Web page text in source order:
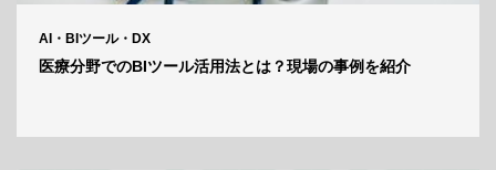
o
AI・BIツール・DX
医療分野でのBIツール活用法とは？現場の事例を紹介